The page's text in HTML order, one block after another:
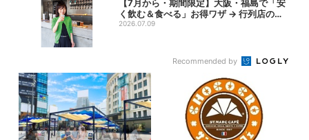
【7月から・期間限定】大阪・福島で「安
く飲む＆食べる」お得ワザ → 行列店のパ
ン...
2026.07.09
Recommended by